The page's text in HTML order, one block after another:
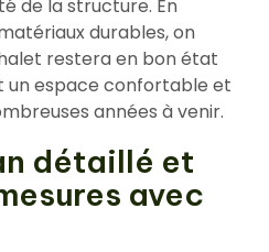
de la structure. En
durables, on
restera en bon état
un espace confortable et
années à venir.
détaillé et
avec